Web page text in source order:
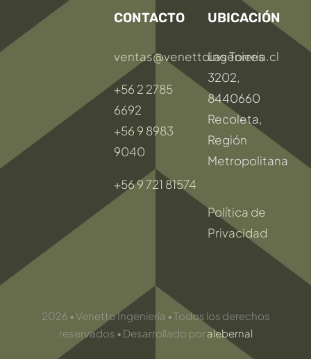
CONTACTO
ventas@venettoingenieria.cl
+56 2 2785
6692
+56 9 8983
9040
+56 9 721 81574
UBICACIÓN
Las Torres
3202,
8440660
Recoleta,
Región
Metropolitana
Política de
Privacidad
2026 • Venetto Ingeniería • Todos los derechos
reservados • Desarrollado poralebernal